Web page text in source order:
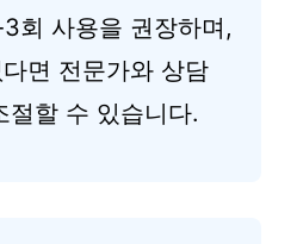
회 사용을 권장하며,
면 전문가와 상담
절할 수 있습니다.